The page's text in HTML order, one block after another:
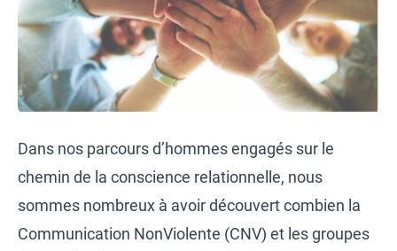
Dans nos parcours d’hommes engagés sur le
chemin de la conscience relationnelle, nous
sommes nombreux à avoir découvert combien la
Communication NonViolente (CNV) et les groupes